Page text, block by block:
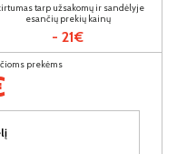
tarp užsakomų ir sandėlyje
esančių prekių kainų
- 21€
prekėms